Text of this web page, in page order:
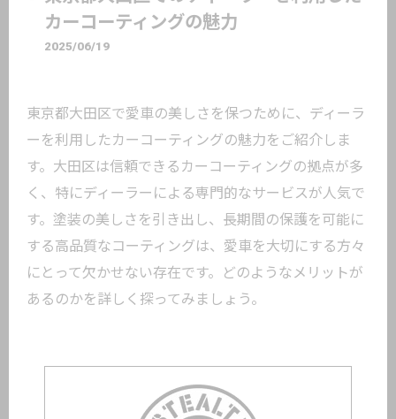
カーコーティングの魅力
2025/06/19
東京都大田区で愛車の美しさを保つために、ディーラ
ーを利用したカーコーティングの魅力をご紹介しま
す。大田区は信頼できるカーコーティングの拠点が多
く、特にディーラーによる専門的なサービスが人気で
す。塗装の美しさを引き出し、長期間の保護を可能に
する高品質なコーティングは、愛車を大切にする方々
にとって欠かせない存在です。どのようなメリットが
あるのかを詳しく探ってみましょう。